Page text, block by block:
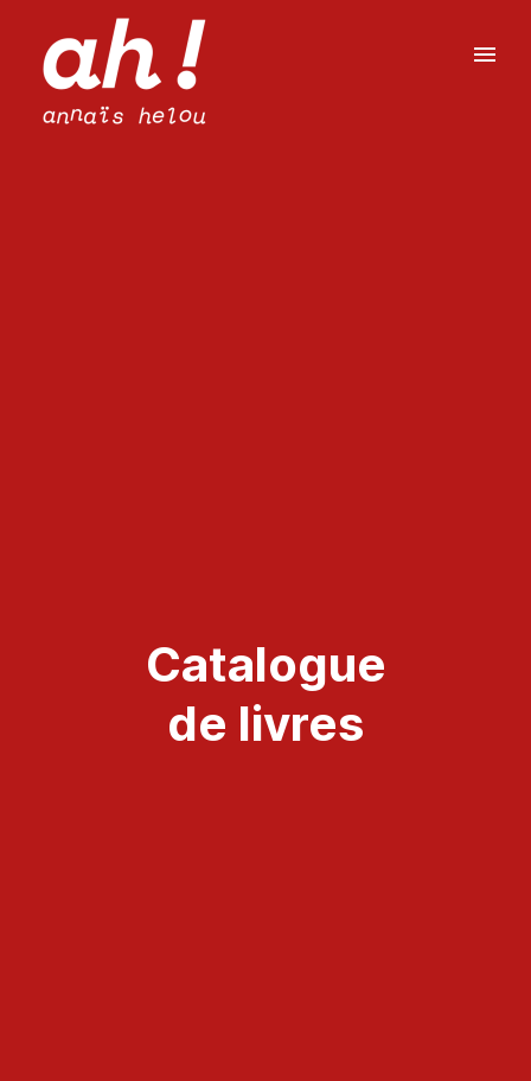
Catalogue
de livres